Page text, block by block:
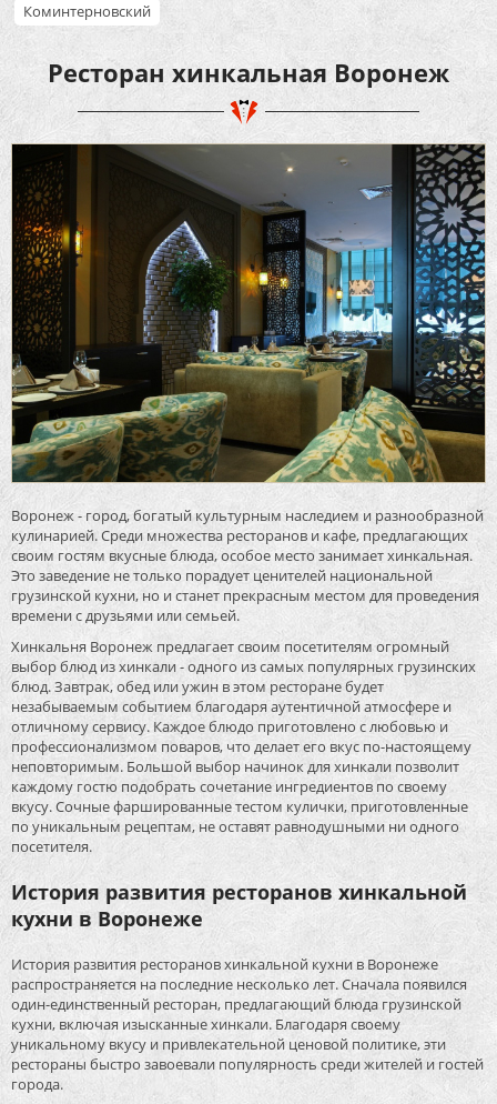
Коминтерновский
Ресторан хинкальная Воронеж
Воронеж - город, богатый культурным наследием и разнообразной
кулинарией. Среди множества ресторанов и кафе, предлагающих
своим гостям вкусные блюда, особое место занимает хинкальная.
Это заведение не только порадует ценителей национальной
грузинской кухни, но и станет прекрасным местом для проведения
времени с друзьями или семьей.
Хинкальня Воронеж предлагает своим посетителям огромный
выбор блюд из хинкали - одного из самых популярных грузинских
блюд. Завтрак, обед или ужин в этом ресторане будет
незабываемым событием благодаря аутентичной атмосфере и
отличному сервису. Каждое блюдо приготовлено с любовью и
профессионализмом поваров, что делает его вкус по-настоящему
неповторимым. Большой выбор начинок для хинкали позволит
каждому гостю подобрать сочетание ингредиентов по своему
вкусу. Сочные фаршированные тестом кулички, приготовленные
по уникальным рецептам, не оставят равнодушными ни одного
посетителя.
История развития ресторанов хинкальной
кухни в Воронеже
История развития ресторанов хинкальной кухни в Воронеже
распространяется на последние несколько лет. Сначала появился
один-единственный ресторан, предлагающий блюда грузинской
кухни, включая изысканные хинкали. Благодаря своему
уникальному вкусу и привлекательной ценовой политике, эти
рестораны быстро завоевали популярность среди жителей и гостей
города.